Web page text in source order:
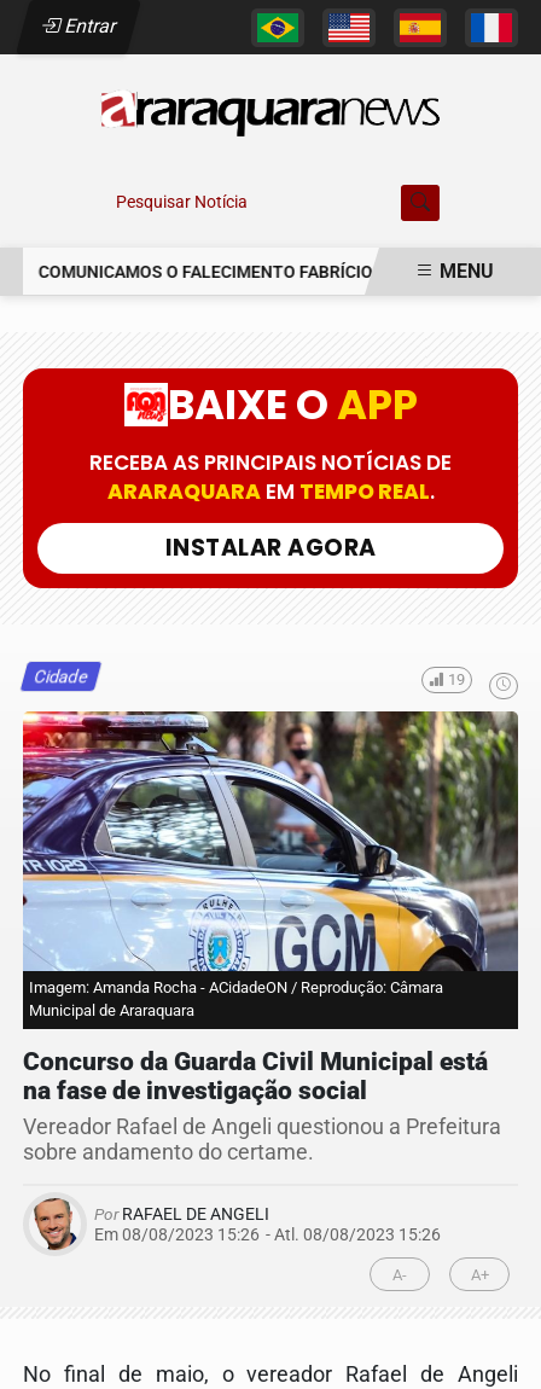
Entrar
Pesquisar Notícia
COMUNICAMOS O FALECIMENTO FABRÍCIO AUGUSTO FERREIRA
MENU
BAIXE OAPP
RECEBA AS PRINCIPAIS NOTÍCIAS DE
ARARAQUARAEM TEMPO REAL.
INSTALAR AGORA
Cidade 19
Imagem: Amanda Rocha - ACidadeON / Reprodução: Câmara
Municipal de Araraquara
Concurso da Guarda Civil Municipal está
na fase de investigação social
Vereador Rafael de Angeli questionou a Prefeitura
sobre andamento do certame.
PorRAFAEL DE ANGELI
Em 08/08/2023 15:26 - Atl. 08/08/2023 15:26
A- A+
No final de maio, o vereador Rafael de Angeli